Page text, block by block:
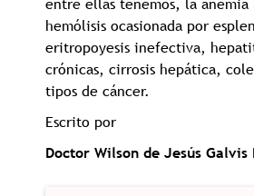
entre ellas tenemos, la
hemólisis ocasionada por
eritropoyesis inefectiva,
crónicas, cirrosis hepática,
tipos de cáncer.
Escrito por
Doctor Wilson de Jesús Galvis